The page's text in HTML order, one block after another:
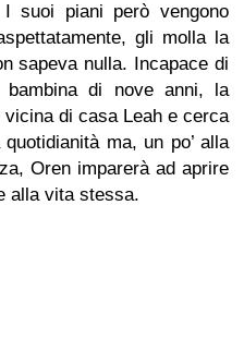
suoi piani però vengono
gli molla la
sapeva nulla. Incapace di
bambina di nove anni, la
di casa Leah e cerca
ma, un po’ alla
Oren imparerà ad aprire
alla vita stessa.